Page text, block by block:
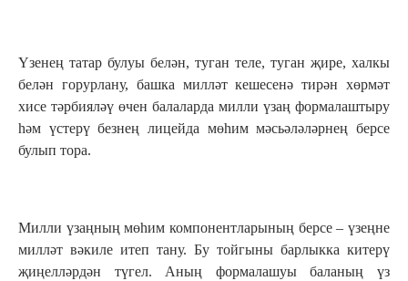
Үзенең татар булуы белән, туган теле, туган җире, халкы
белән горурлану, башка милләт кешесенә тирән хөрмәт
хисе тәрбияләү өчен балаларда милли үзаң формалаштыру
һәм үстерү безнең лицейда мөһим мәсьәләләрнең берсе
булып тора.
Милли үзаңның мөһим компонентларының берсе – үзеңне
милләт вәкиле итеп тану. Бу тойгыны барлыкка китерү
җиңелләрдән түгел. Аның формалашуы баланың үз